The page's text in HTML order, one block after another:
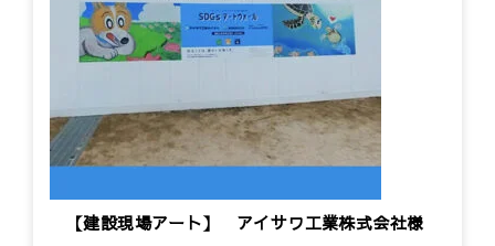
【建設現場アート】 アイサワ工業株式会社様